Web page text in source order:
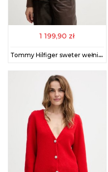
1 199,90 zł
Tommy Hilfiger sweter wełniany damski kolor brązowy z golfem WW0WW46413